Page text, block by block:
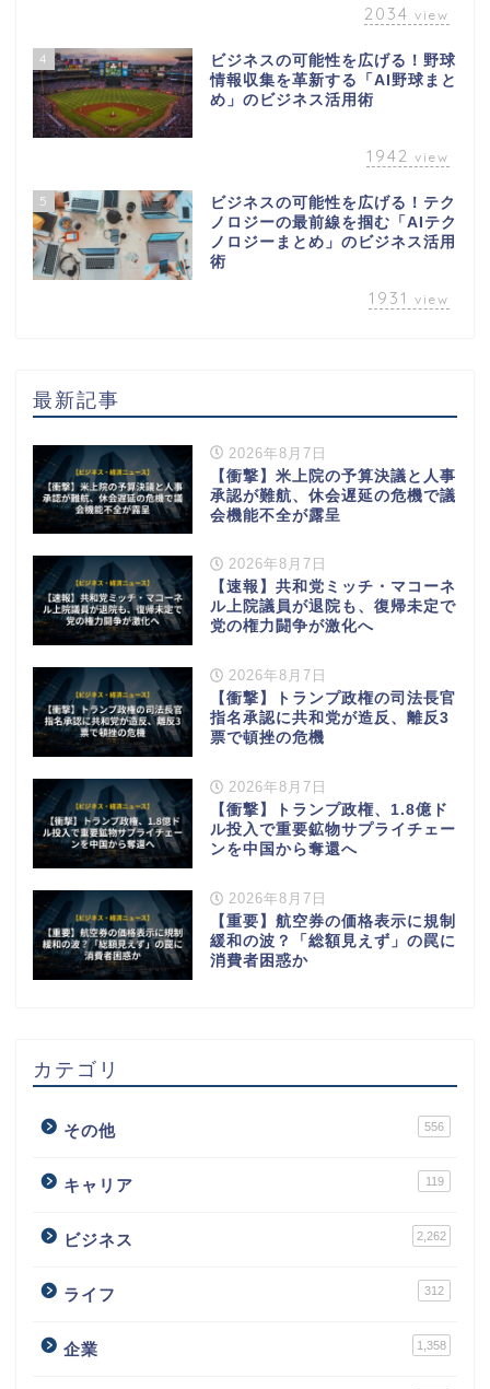
2034 view
4
ビジネスの可能性を広げる！野球
情報収集を革新する「AI野球まと
め」のビジネス活用術
1942 view
5
ビジネスの可能性を広げる！テク
ノロジーの最前線を掴む「AIテク
ノロジーまとめ」のビジネス活用
術
1931 view
最新記事
2026年8月7日
【衝撃】米上院の予算決議と人事
承認が難航、休会遅延の危機で議
会機能不全が露呈
2026年8月7日
【速報】共和党ミッチ・マコーネ
ル上院議員が退院も、復帰未定で
党の権力闘争が激化へ
2026年8月7日
【衝撃】トランプ政権の司法長官
指名承認に共和党が造反、離反3
票で頓挫の危機
2026年8月7日
【衝撃】トランプ政権、1.8億ド
ル投入で重要鉱物サプライチェー
ンを中国から奪還へ
2026年8月7日
【重要】航空券の価格表示に規制
緩和の波？「総額見えず」の罠に
消費者困惑か
カテゴリ
その他 556
キャリア 119
ビジネス 2,262
ライフ 312
企業 1,358